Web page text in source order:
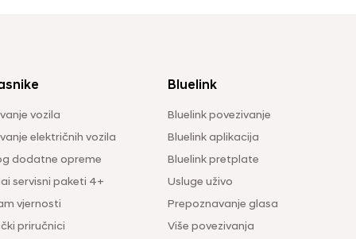
vozila
električnih vozila
dodatne opreme
servisni paketi 4+
vjernosti
priručnici
Bluelink
Bluelink povezivanje
Bluelink aplikacija
Bluelink pretplate
Usluge uživo
Prepoznavanje glasa
Više povezivanja